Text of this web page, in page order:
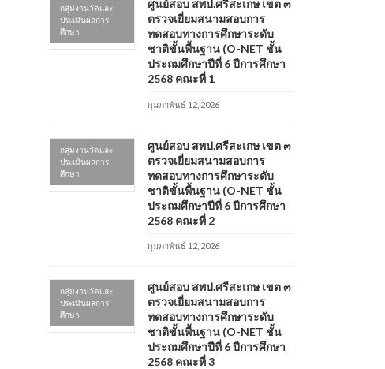
กลุ่มงานวัดและ
ประเมินผลการ
ศึกษา
ศูนย์สอบ สพป.ศรีสะเกษ เขต ๓
ตรวจเยี่ยมสนามสอบการ
ทดสอบทางการศึกษาระดับ
ชาติขั้นพื้นฐาน (O-NET ชั้น
ประถมศึกษาปีที่ 6 ปีการศึกษา
2568 คณะที่ 1
กุมภาพันธ์ 12, 2026
กลุ่มงานวัดและ
ประเมินผลการ
ศึกษา
ศูนย์สอบ สพป.ศรีสะเกษ เขต ๓
ตรวจเยี่ยมสนามสอบการ
ทดสอบทางการศึกษาระดับ
ชาติขั้นพื้นฐาน (O-NET ชั้น
ประถมศึกษาปีที่ 6 ปีการศึกษา
2568 คณะที่ 2
กุมภาพันธ์ 12, 2026
กลุ่มงานวัดและ
ประเมินผลการ
ศึกษา
ศูนย์สอบ สพป.ศรีสะเกษ เขต ๓
ตรวจเยี่ยมสนามสอบการ
ทดสอบทางการศึกษาระดับ
ชาติขั้นพื้นฐาน (O-NET ชั้น
ประถมศึกษาปีที่ 6 ปีการศึกษา
2568 คณะที่ 3